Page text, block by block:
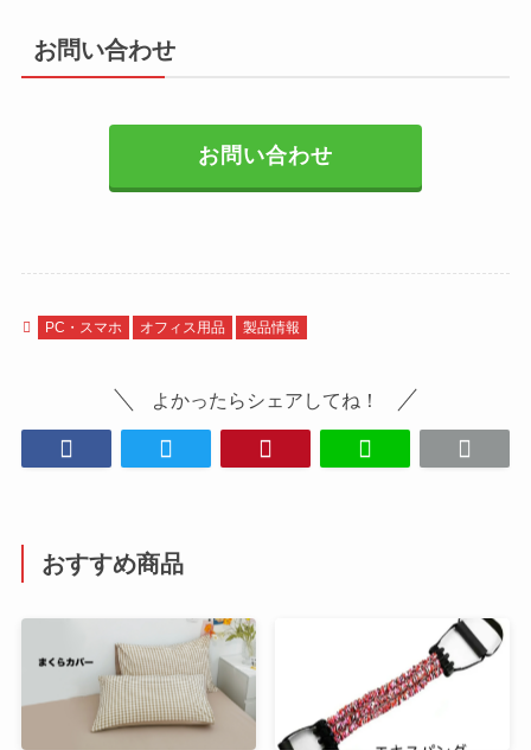
お問い合わせ
お問い合わせ
PC・スマホ オフィス用品 製品情報
よかったらシェアしてね！
おすすめ商品